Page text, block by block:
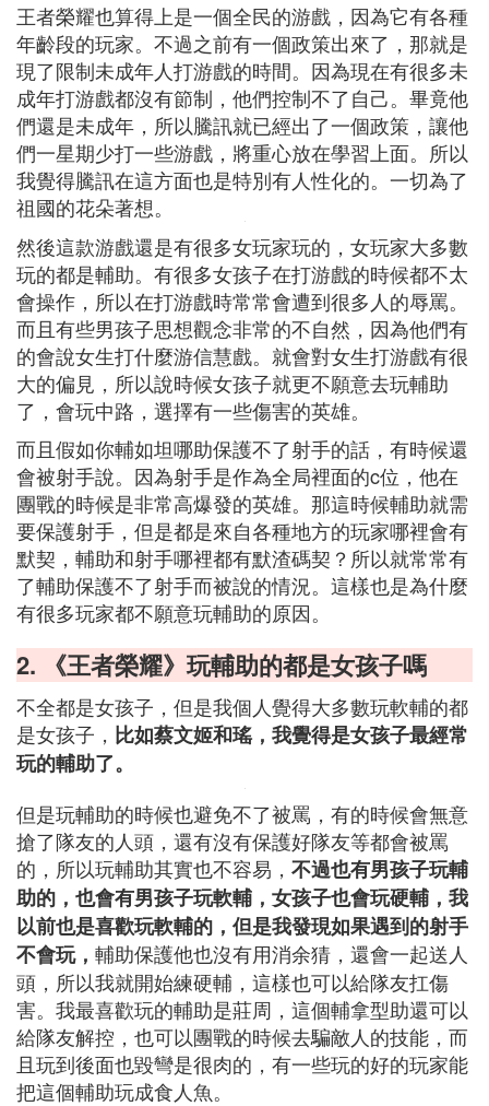
王者榮耀也算得上是一個全民的游戲，因為它有各種
年齡段的玩家。不過之前有一個政策出來了，那就是
現了限制未成年人打游戲的時間。因為現在有很多未
成年打游戲都沒有節制，他們控制不了自己。畢竟他
們還是未成年，所以騰訊就已經出了一個政策，讓他
們一星期少打一些游戲，將重心放在學習上面。所以
我覺得騰訊在這方面也是特別有人性化的。一切為了
祖國的花朵著想。
然後這款游戲還是有很多女玩家玩的，女玩家大多數
玩的都是輔助。有很多女孩子在打游戲的時候都不太
會操作，所以在打游戲時常常會遭到很多人的辱罵。
而且有些男孩子思想觀念非常的不自然，因為他們有
的會說女生打什麼游信慧戲。就會對女生打游戲有很
大的偏見，所以說時候女孩子就更不願意去玩輔助
了，會玩中路，選擇有一些傷害的英雄。
而且假如你輔如坦哪助保護不了射手的話，有時候還
會被射手說。因為射手是作為全局裡面的c位，他在
團戰的時候是非常高爆發的英雄。那這時候輔助就需
要保護射手，但是都是來自各種地方的玩家哪裡會有
默契，輔助和射手哪裡都有默渣碼契？所以就常常有
了輔助保護不了射手而被說的情況。這樣也是為什麼
有很多玩家都不願意玩輔助的原因。
2. 《王者榮耀》玩輔助的都是女孩子嗎
不全都是女孩子，但是我個人覺得大多數玩軟輔的都
是女孩子， 比如蔡文姬和瑤，我覺得是女孩子最經常
玩的輔助了。
但是玩輔助的時候也避免不了被罵，有的時候會無意
搶了隊友的人頭，還有沒有保護好隊友等都會被罵
的，所以玩輔助其實也不容易， 不過也有男孩子玩輔
助的，也會有男孩子玩軟輔，女孩子也會玩硬輔，我
以前也是喜歡玩軟輔的，但是我發現如果遇到的射手
不會玩， 輔助保護他也沒有用消余猜，還會一起送人
頭，所以我就開始練硬輔，這樣也可以給隊友扛傷
害。我最喜歡玩的輔助是莊周，這個輔拿型助還可以
給隊友解控，也可以團戰的時候去騙敵人的技能，而
且玩到後面也毀彎是很肉的，有一些玩的好的玩家能
把這個輔助玩成食人魚。